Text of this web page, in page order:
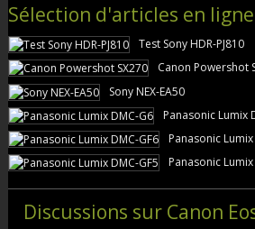
Sélection d'articles en ligne
Test Sony HDR-PJ810
Canon Powershot
Sony NEX-EA50
Panasonic Lumix
Panasonic Lumix
Panasonic Lumix
Discussions sur Canon